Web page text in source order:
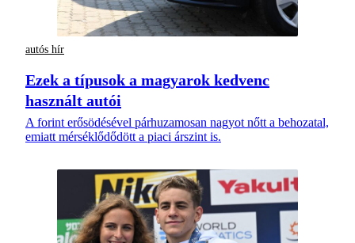
autós hír
Ezek a típusok a magyarok kedvenc
használt autói
A forint erősödésével párhuzamosan nagyot nőtt a behozatal,
emiatt mérséklődődött a piaci árszint is.